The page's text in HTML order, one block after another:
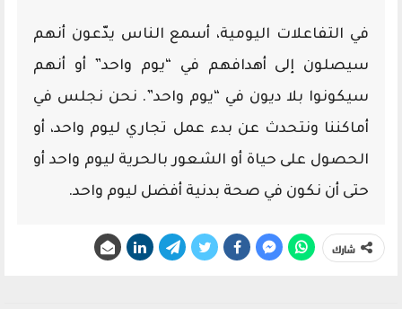
في التفاعلات اليومية، أسمع الناس يدّعون أنهم
سيصلون إلى أهدافهم في “يوم واحد” أو أنهم
سيكونوا بلا ديون في “يوم واحد”. نحن نجلس في
أماكننا ونتحدث عن بدء عمل تجاري ليوم واحد، أو
الحصول على حياة أو الشعور بالحرية ليوم واحد أو
حتى أن نكون في صحة بدنية أفضل ليوم واحد.
شارك